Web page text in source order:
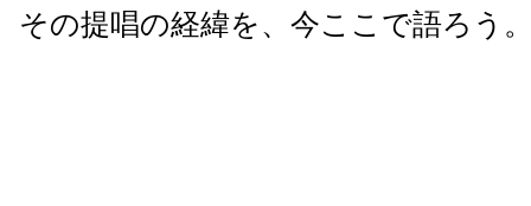
その提唱の経緯を、今ここで語ろう